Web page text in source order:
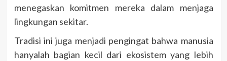
menegaskan komitmen mereka dalam menjaga
lingkungan sekitar.
Tradisi ini juga menjadi pengingat bahwa manusia
hanyalah bagian kecil dari ekosistem yang lebih